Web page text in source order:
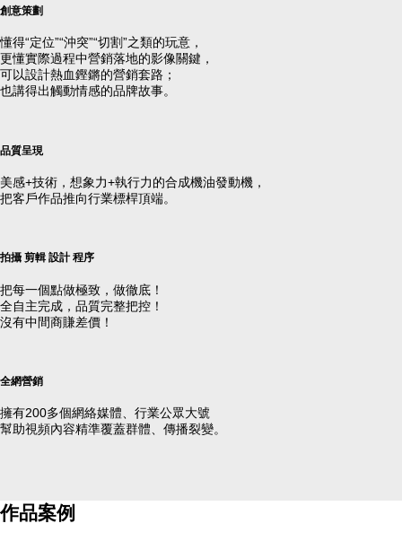
創意策劃
懂得“定位”“沖突”“切割”之類的玩意，
更懂實際過程中營銷落地的影像關鍵，
可以設計熱血鏗鏘的營銷套路；
也講得出觸動情感的品牌故事。
品質呈現
美感+技術，想象力+執行力的合成機油發動機，
把客戶作品推向行業標桿頂端。
拍攝 剪輯 設計 程序
把每一個點做極致，做徹底！
全自主完成，品質完整把控！
沒有中間商賺差價！
全網營銷
擁有200多個網絡媒體、行業公眾大號
幫助視頻內容精準覆蓋群體、傳播裂變。
作品案例